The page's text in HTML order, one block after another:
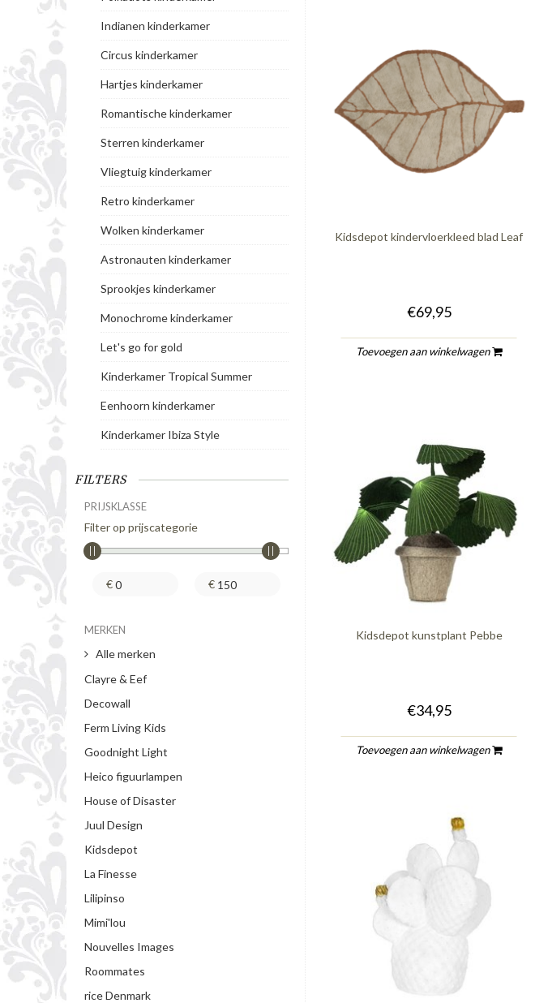
Indianen kinderkamer
Circus kinderkamer
Hartjes kinderkamer
Romantische kinderkamer
Sterren kinderkamer
Vliegtuig kinderkamer
Retro kinderkamer
Wolken kinderkamer
Astronauten kinderkamer
Sprookjes kinderkamer
Monochrome kinderkamer
Let's go for gold
Kinderkamer Tropical Summer
Eenhoorn kinderkamer
Kinderkamer Ibiza Style
FILTERS
PRIJSKLASSE
Filter op prijscategorie
€ €
MERKEN
Alle merken
Clayre & Eef
Decowall
Ferm Living Kids
Goodnight Light
Heico figuurlampen
House of Disaster
Juul Design
Kidsdepot
La Finesse
Lilipinso
Mimi'lou
Nouvelles Images
Roommates
rice Denmark
Kidsdepot kindervloerkleed blad Leaf
€69,95
Toevoegen aan winkelwagen
Kidsdepot kunstplant Pebbe
€34,95
Toevoegen aan winkelwagen